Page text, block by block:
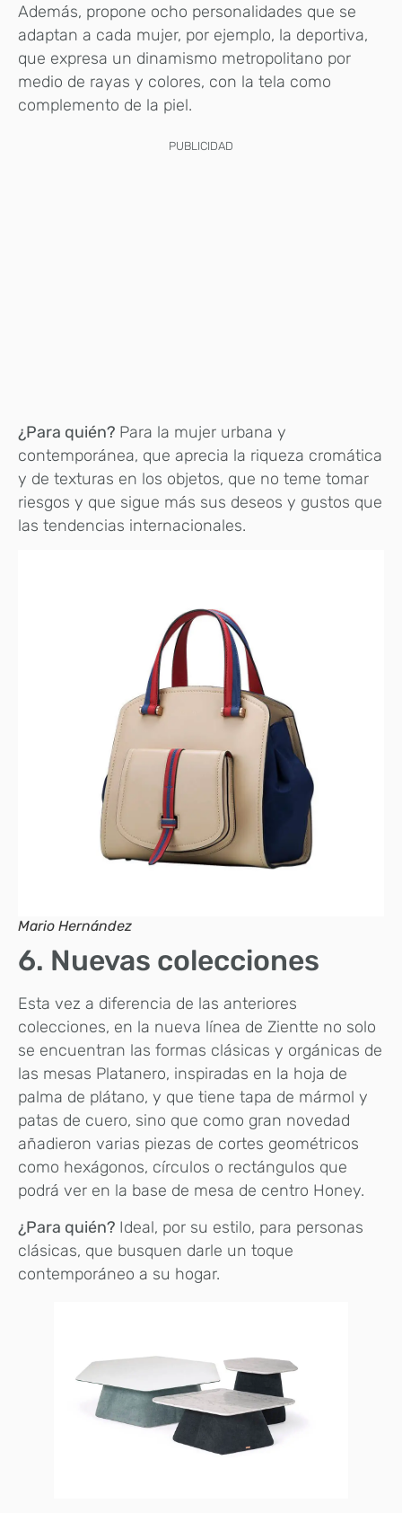
Además, propone ocho personalidades que se
adaptan a cada mujer, por ejemplo, la deportiva,
que expresa un dinamismo metropolitano por
medio de rayas y colores, con la tela como
complemento de la piel.
PUBLICIDAD
¿Para quién? Para la mujer urbana y
contemporánea, que aprecia la riqueza cromática
y de texturas en los objetos, que no teme tomar
riesgos y que sigue más sus deseos y gustos que
las tendencias internacionales.
Mario Hernández
6. Nuevas colecciones
Esta vez a diferencia de las anteriores
colecciones, en la nueva línea de Zientte no solo
se encuentran las formas clásicas y orgánicas de
las mesas Platanero, inspiradas en la hoja de
palma de plátano, y que tiene tapa de mármol y
patas de cuero, sino que como gran novedad
añadieron varias piezas de cortes geométricos
como hexágonos, círculos o rectángulos que
podrá ver en la base de mesa de centro Honey.
¿Para quién? Ideal, por su estilo, para personas
clásicas, que busquen darle un toque
contemporáneo a su hogar.